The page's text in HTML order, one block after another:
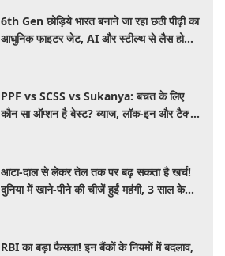
6th Gen छोड़िये भारत बनाने जा रहा छठी पीढ़ी का
आधुनिक फाइटर जेट, AI और स्टील्थ से लैस होगा
PPF vs SCSS vs Sukanya: बचत के लिए
कौन सा ऑप्शन है बेस्ट? ब्याज, लॉक-इन और टैक्स
आटा-दाल से लेकर तेल तक पर बढ़ सकता है खर्च!
दुनिया में खाने-पीने की चीजें हुईं महंगी, 3 साल के
RBI का बड़ा फैसला! इन बैंकों के नियमों में बदलाव,